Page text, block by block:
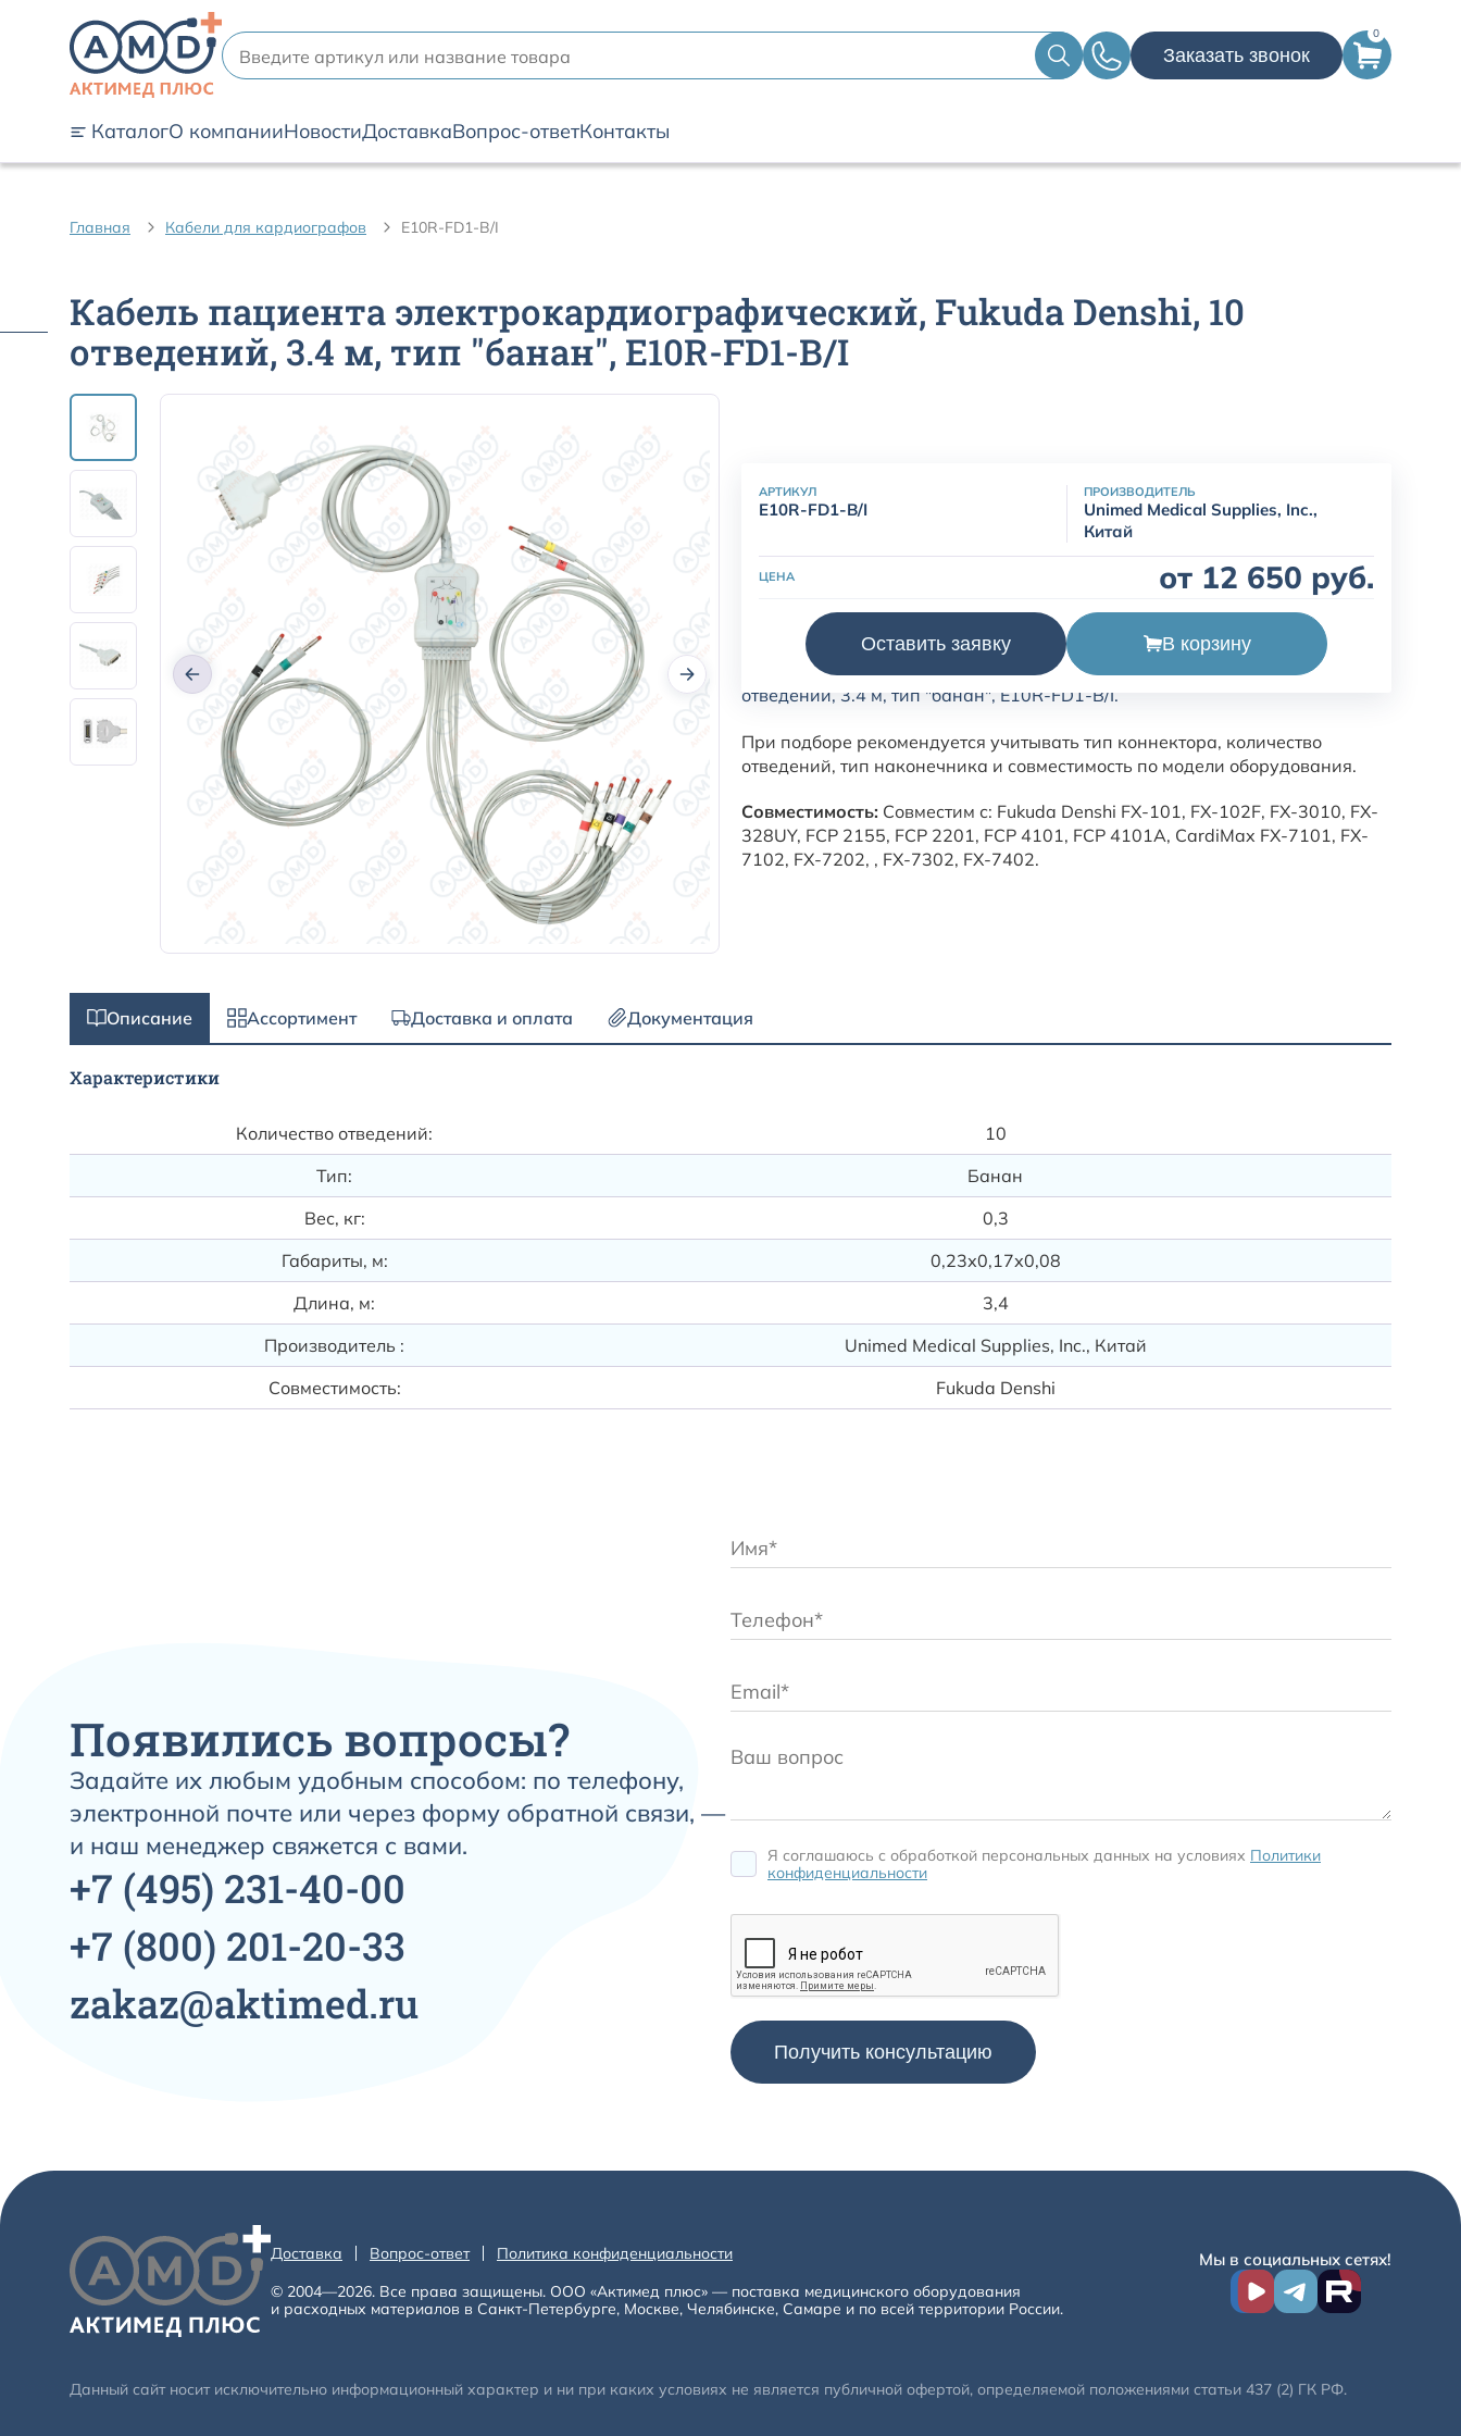
КаталогО компанииНовостиДоставкаВопрос-ответКонтакты
Заказать звонок
0
Главная Кабели для кардиографов E10R-FD1-B/I
Кабель пациента электрокардиографический, Fukuda Denshi, 10
отведений, 3.4 м, тип "банан", E10R-FD1-B/I
АРТИКУЛ
E10R-FD1-B/I
ПРОИЗВОДИТЕЛЬ
Unimed Medical Supplies, Inc.,
Китай
ЦЕНА от 12 650 руб.
Оставить заявку
В корзину
Кабель пациента электрокардиографический, Fukuda Denshi, 10
отведений, 3.4 м, тип "банан", E10R-FD1-B/I.
При подборе рекомендуется учитывать тип коннектора, количество
отведений, тип наконечника и совместимость по модели оборудования.
Совместимость: Совместим с: Fukuda Denshi FX-101, FX-102F, FX-3010, FX-
328UY, FCP 2155, FCP 2201, FCP 4101, FCP 4101A, CardiMax FX-7101, FX-
7102, FX-7202, , FX-7302, FX-7402.
Описание Ассортимент Доставка и оплата Документация
Характеристики
Количество отведений:
10
Тип:
Банан
Вес, кг:
0,3
Габариты, м:
0,23х0,17х0,08
Длина, м:
3,4
Производитель :
Unimed Medical Supplies, Inc., Китай
Совместимость:
Fukuda Denshi
Появились вопросы?
Задайте их любым удобным способом: по телефону,
электронной почте или через форму обратной связи, —
и наш менеджер свяжется с вами.
+7 (495) 231-40-00
+7 (800) 201-20-33
zakaz@aktimed.ru
Я соглашаюсь c обработкой персональных данных на условиях Политики
конфиденциальности
Доставка Вопрос-ответ
Политика конфиденциальности
© 2004—2026. Все права защищены. ООО «Актимед плюс» — поставка медицинского оборудования
и расходных материалов в Санкт-Петербурге, Москве, Челябинске, Самаре и по всей территории России.
Мы в социальных сетях!
Данный сайт носит исключительно информационный характер и ни при каких условиях не является публичной офертой, определяемой положениями статьи 437 (2) ГК РФ.